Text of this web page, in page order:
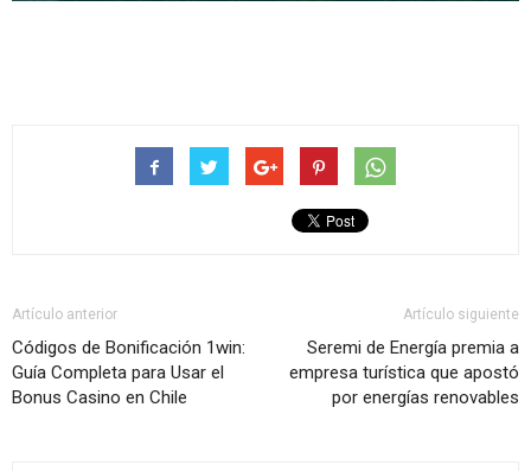
Artículo anterior
Códigos de Bonificación 1win:
Guía Completa para Usar el
Bonus Casino en Chile
Artículo siguiente
Seremi de Energía premia a
empresa turística que apostó
por energías renovables